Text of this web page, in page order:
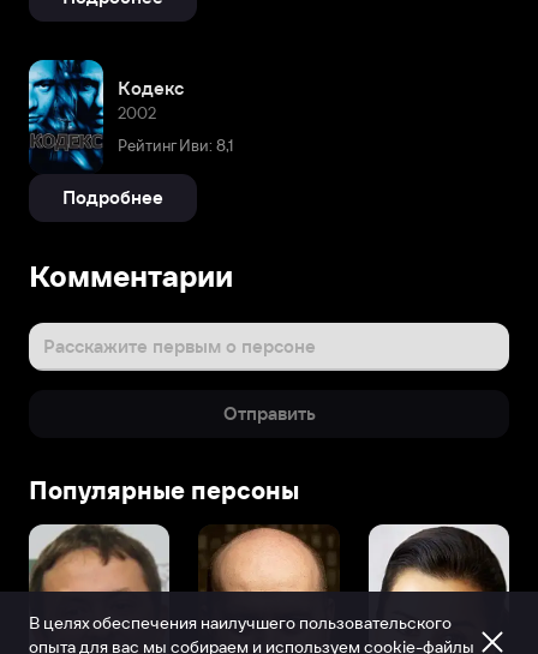
Кодекс
2002
Рейтинг Иви: 8,1
Подробнее
Комментарии
Расскажите первым о персоне
Отправить
Популярные персоны
В целях обеспечения наилучшего пользовательского
опыта для вас мы собираем и используем cookie-файлы